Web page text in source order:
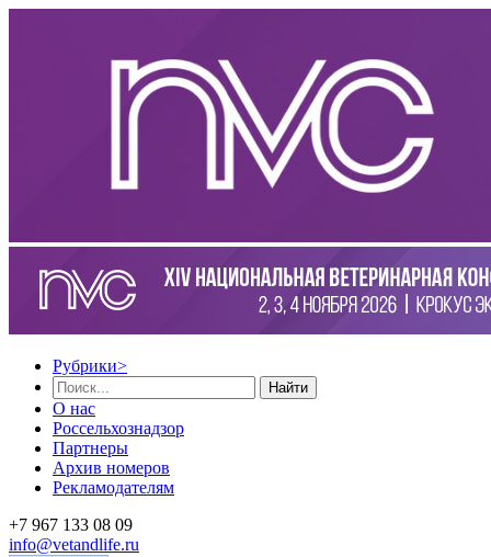
Рубрики>
Найти
О нас
Россельхознадзор
Партнеры
Архив номеров
Рекламодателям
+7 967 133 08 09
info@vetandlife.ru